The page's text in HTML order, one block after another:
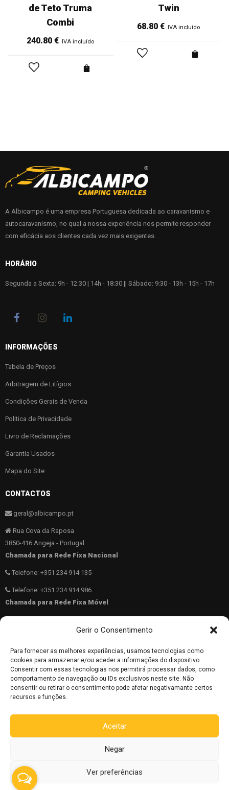
Gerir o Consentimento
Para fornecer as melhores experiências, usamos tecnologias como
cookies para armazenar e/ou aceder a informações do dispositivo.
Consentir com essas tecnologias nos permitirá processar dados, como
comportamento de navegação ou IDs exclusivos neste site. Não
consentir ou retirar o consentimento pode afetar negativamante certos
recursos e funções.
Aceitar
Negar
Ver preferências
de Teto Truma
Combi
240.80€ IVA incluído
Twin
68.80€ IVA incluído
A Albicampo é uma empresa Portuguesa dedicada ao caravanismo e
autocaravanismo, no qual a nossa experiência nos permite responder
com eficácia aos clientes cada vez mais exigentes.
HORÁRIO
Segunda a Sexta: 9h - 12:30 | 14h - 18:30 || Sábado: 9:30 - 13h - 15h - 17h
INFORMAÇÕES
Tabela de Preços
Arbitragem de Litígios
Condições Gerais de Venda
Politica de Privacidade
Livro de Reclamações
Garantia Usados
Mapa do Site
CONTACTOS
geral@albicampo.pt
Rua Cova da Raposa
3850-416 Angeja - Portugal
Chamada para Rede Fixa Nacional
Telefone: +351 234 914 135
Telefone: +351 234 914 986
Chamada para Rede Fixa Móvel
962 783 836
Copyright © 2025 ALBICAMPO. todos os direitos reservados.